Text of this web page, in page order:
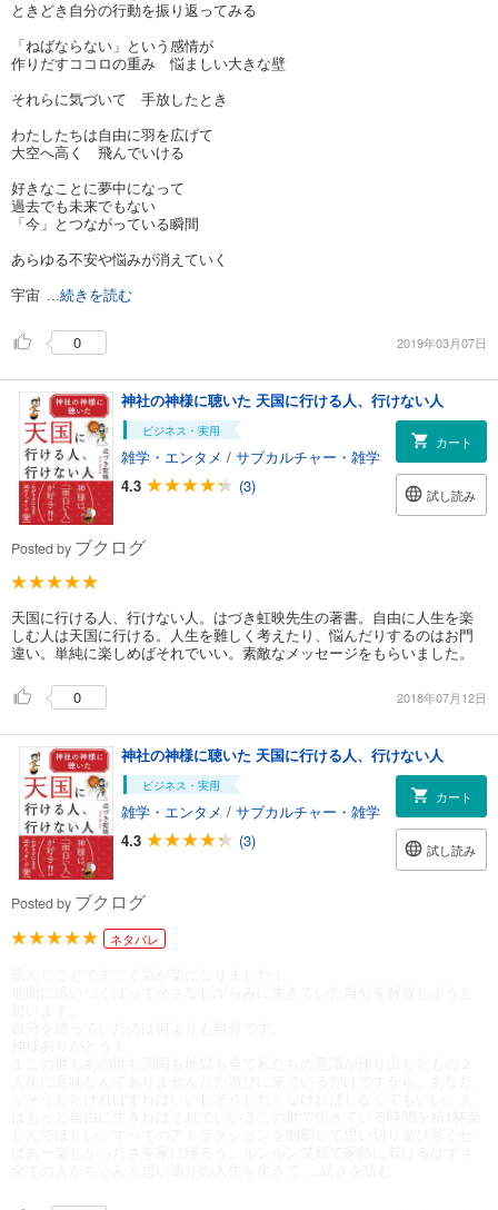
ときどき自分の行動を振り返ってみる
「ねばならない」という感情が
作りだすココロの重み 悩ましい大きな壁
それらに気づいて 手放したとき
わたしたちは自由に羽を広げて
大空へ高く 飛んでいける
好きなことに夢中になって
過去でも未来でもない
「今」とつながっている瞬間
あらゆる不安や悩みが消えていく
宇宙
...続きを読む
0 2019年03月07日
神社の神様に聴いた 天国に行ける人、行けない人
ビジネス・実用
雑学・エンタメ / サブカルチャー・雑学
4.3
(3)
カート
試し読み
Posted by ブクログ
天国に行ける人、行けない人。はづき虹映先生の著書。自由に人生を楽
しむ人は天国に行ける。人生を難しく考えたり、悩んだりするのはお門
違い。単純に楽しめばそれでいい。素敵なメッセージをもらいました。
0 2018年07月12日
神社の神様に聴いた 天国に行ける人、行けない人
ビジネス・実用
雑学・エンタメ / サブカルチャー・雑学
4.3
(3)
カート
試し読み
Posted by ブクログ
ネタバレ